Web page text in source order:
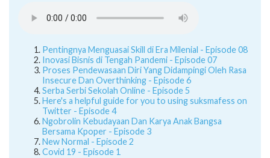
Pentingnya Menguasai Skill di Era Milenial - Episode 08
Inovasi Bisnis di Tengah Pandemi - Episode 07
Proses Pendewasaan Diri Yang Didampingi Oleh Rasa
Insecure Dan Overthinking - Episode 6
Serba Serbi Sekolah Online - Episode 5
Here's a helpful guide for you to using suksmafess on
Twitter - Episode 4
Ngobrolin Kebudayaan Dan Karya Anak Bangsa
Bersama Kpoper - Episode 3
New Normal - Episode 2
Covid 19 - Episode 1